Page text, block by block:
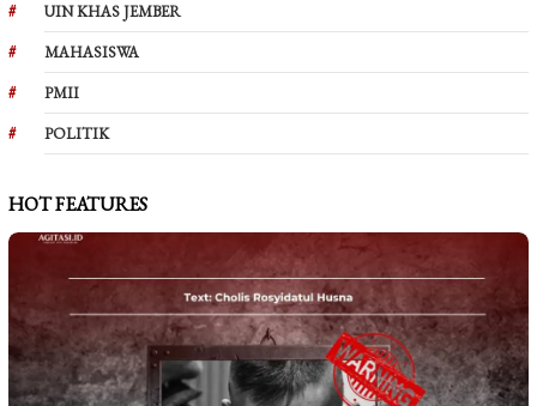
UIN KHAS JEMBER
MAHASISWA
PMII
POLITIK
HOT FEATURES